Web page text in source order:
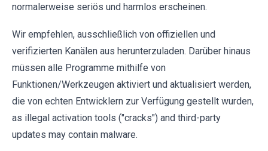
normalerweise seriös und harmlos erscheinen.
Wir empfehlen, ausschließlich von offiziellen und
verifizierten Kanälen aus herunterzuladen. Darüber hinaus
müssen alle Programme mithilfe von
Funktionen/Werkzeugen aktiviert und aktualisiert werden,
die von echten Entwicklern zur Verfügung gestellt wurden,
as illegal activation tools ("cracks") and third-party
updates may contain malware.